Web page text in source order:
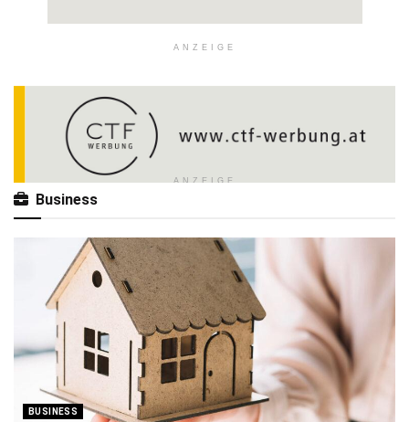
ANZEIGE
ANZEIGE
Business
BUSINESS